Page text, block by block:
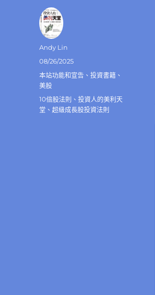
作
Andy Lin
發
佈
日
08/26/2025
分
類
本站功能和宣告 、投資書籍 、
美股
標
籤
10倍股法則 、投資人的美利天
堂 、超級成長股投資法則